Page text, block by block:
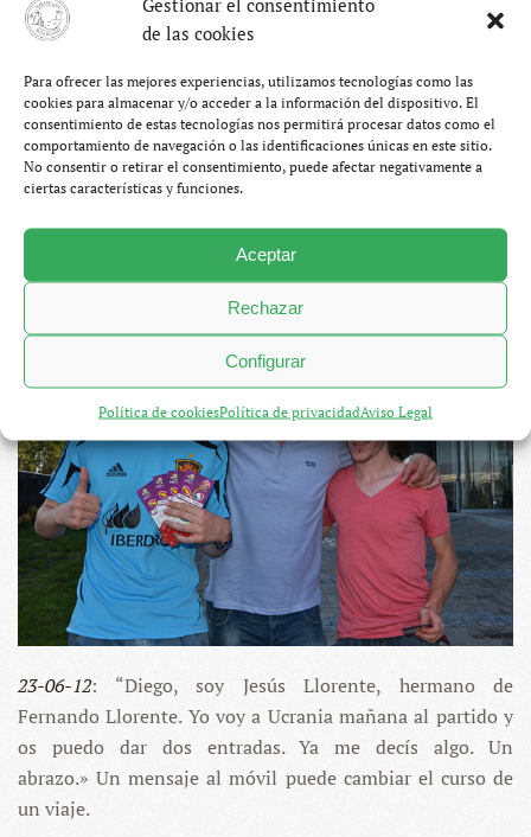
de las cookies
Para ofrecer las mejores experiencias, utilizamos tecnologías como las
cookies para almacenar y/o acceder a la información del dispositivo. El
consentimiento de estas tecnologías nos permitirá procesar datos como el
comportamiento de navegación o las identificaciones únicas en este sitio.
No consentir o retirar el consentimiento, puede afectar negativamente a
ciertas características y funciones.
Aceptar
Rechazar
Configurar
Política de cookiesPolítica de privacidadAviso Legal
cartel es triste…
CONTINUAR LEYENDO
12. Donetsk, en familia
EUROCOPA 2012
12.
23-06-12: “Diego, soy Jesús Llorente, hermano de
Fernando Llorente. Yo voy a Ucrania mañana al partido y
os puedo dar dos entradas. Ya me decís algo. Un
abrazo.» Un mensaje al móvil puede cambiar el curso de
un viaje.